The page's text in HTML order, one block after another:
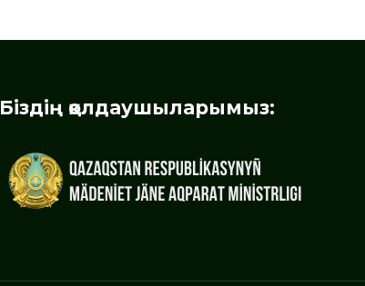
Біздің қолдаушыларымыз: